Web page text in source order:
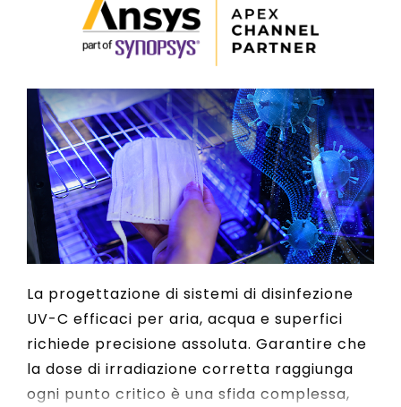
La progettazione di sistemi di disinfezione
UV-C efficaci per aria, acqua e superfici
richiede precisione assoluta. Garantire che
la dose di irradiazione corretta raggiunga
ogni punto critico è una sfida complessa,